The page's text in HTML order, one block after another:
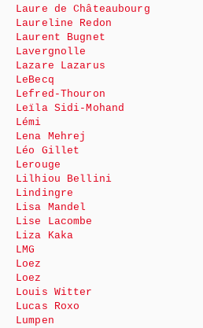
Laure de Châteaubourg
Laureline Redon
Laurent Bugnet
Lavergnolle
Lazare Lazarus
LeBecq
Lefred-Thouron
Leïla Sidi-Mohand
Lémi
Lena Mehrej
Léo Gillet
Lerouge
Lilhiou Bellini
Lindingre
Lisa Mandel
Lise Lacombe
Liza Kaka
LMG
Loez
Loez
Louis Witter
Lucas Roxo
Lumpen